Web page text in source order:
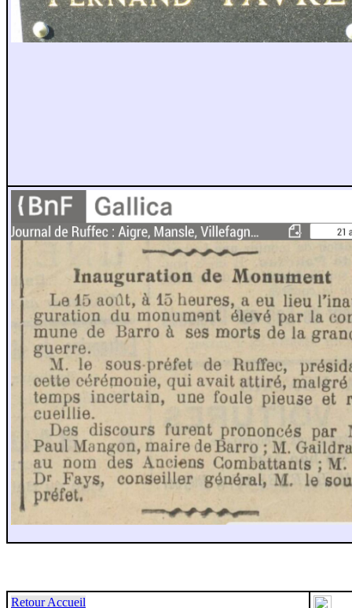
Retour Accueil